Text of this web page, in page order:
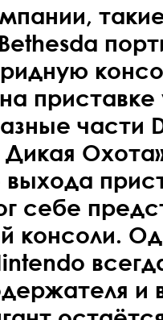
части
Дикая
себе
консоли.
и